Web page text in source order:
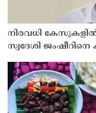
നിരവധി
സ്വദേശി ജംഷീറിനെ